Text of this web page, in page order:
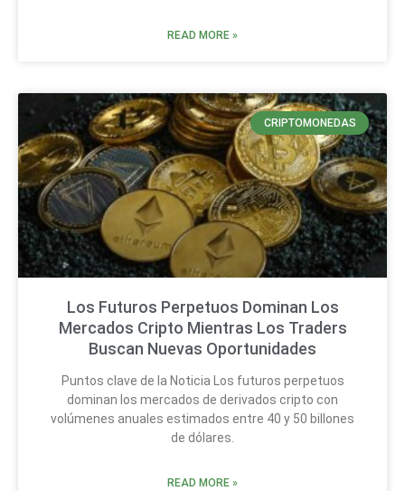
READ MORE »
CRIPTOMONEDAS
Los Futuros Perpetuos Dominan Los
Mercados Cripto Mientras Los Traders
Buscan Nuevas Oportunidades
Puntos clave de la Noticia Los futuros perpetuos
dominan los mercados de derivados cripto con
volúmenes anuales estimados entre 40 y 50 billones
de dólares.
READ MORE »